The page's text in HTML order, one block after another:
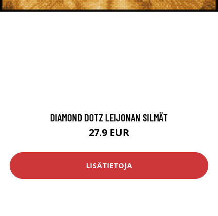
DIAMOND DOTZ LEIJONAN SILMÄT
27.9 EUR
LISÄTIETOJA